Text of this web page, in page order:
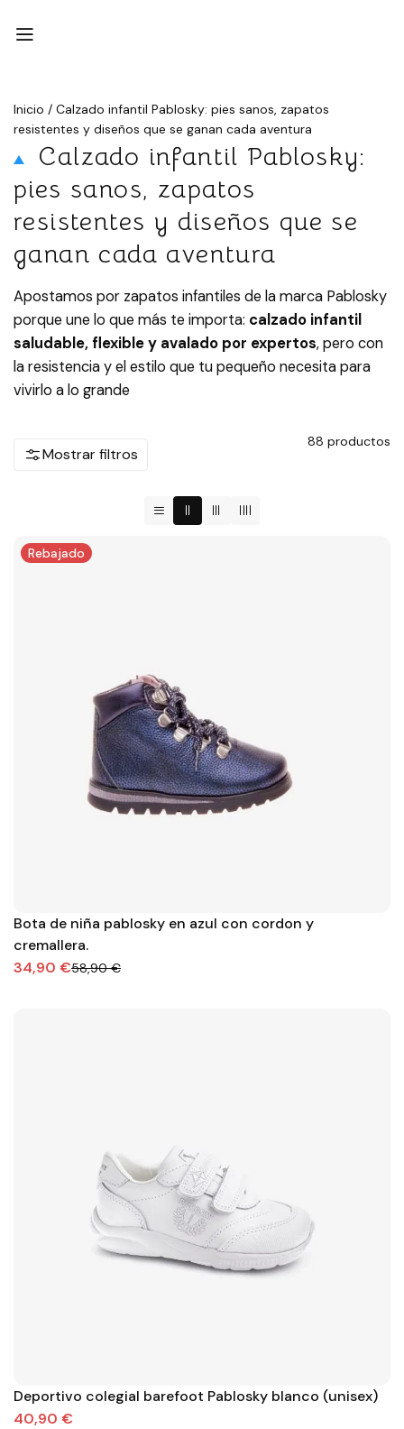
Inicio / Calzado infantil Pablosky: pies sanos, zapatos
resistentes y diseños que se ganan cada aventura
Calzado infantil Pablosky:
pies sanos, zapatos
resistentes y diseños que se
ganan cada aventura
Apostamos por zapatos infantiles de la marca Pablosky
porque une lo que más te importa: calzado infantil
saludable, flexible y avalado por expertos, pero con
la resistencia y el estilo que tu pequeño necesita para
vivirlo a lo grande
Mostrar filtros
88 productos
Rebajado
Bota de niña pablosky en azul con cordon y
cremallera.
34,90 €58,90 €
Deportivo colegial barefoot Pablosky blanco (unisex)
40,90 €